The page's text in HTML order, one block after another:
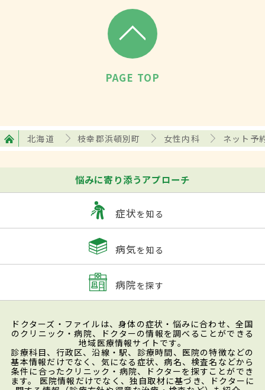
PAGE TOP
北海道 枝幸郡浜頓別町 女性内科 ネット予
悩みに寄り添うアプローチ
症状を知る
病気を知る
病院を探す
ドクターズ・ファイルは、身体の症状・悩みに合わせ、全国
のクリニック・病院、ドクターの情報を調べることができる
地域医療情報サイトです。
診療科目、行政区、沿線・駅、診療時間、医院の特徴などの
基本情報だけでなく、気になる症状、病名、検査名などから
条件に合ったクリニック・病院、ドクターを探すことができ
ます。 医院情報だけでなく、独自取材に基づき、ドクターに